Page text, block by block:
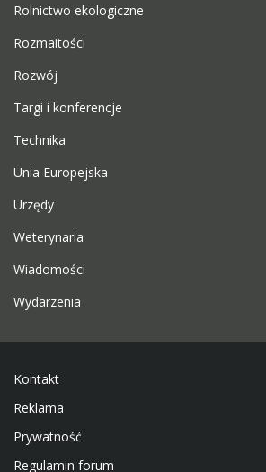
Rolnictwo ekologiczne
Rozmaitości
Rozwój
Targi i konferencje
Technika
Unia Europejska
Urzędy
Weterynaria
Wiadomości
Wydarzenia
Kontakt
Reklama
Prywatność
Regulamin forum